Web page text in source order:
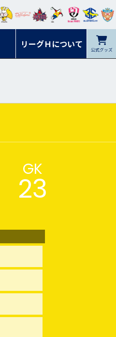
リーグＨについて 公式グッズ
オレ
ット
ツ
フォ
ーレ
岡山
イプ
ルレ
ッズ
シラ トピ
ンデ
ィー
クヤ
鹿児
島
GK
23